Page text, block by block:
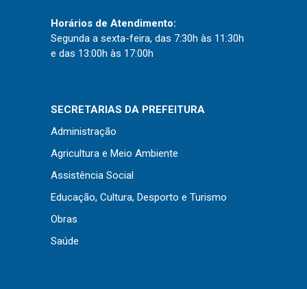
Chamamentos Públicos
Leis, Decretos e Portarias
Transparência
Horários de Atendimento:
Segunda a sexta-feira, das 7:30h às 11:30h
e das 13:00h às 17:00h
SECRETARIAS DA PREFEITURA
Administração
Agricultura e Meio Ambiente
Assistência Social
Educação, Cultura, Desporto e Turismo
Obras
Saúde